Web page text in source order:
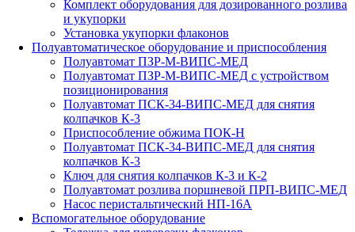
Комплект оборудования для дозированного розлива
и укупорки
Установка укупорки флаконов
Полуавтоматическое оборудование и приспособления
Полуавтомат ПЗР-М-ВИПС-МЕД
Полуавтомат ПЗР-М-ВИПС-МЕД с устройством
позиционирования
Полуавтомат ПСК-34-ВИПС-МЕД для снятия
колпачков К-3
Приспособление обжима ПОК-Н
Полуавтомат ПСК-34-ВИПС-МЕД для снятия
колпачков К-3
Ключ для снятия колпачков К-3 и К-2
Полуавтомат розлива поршневой ПРП-ВИПС-МЕД
Насос перистальтический НП-16А
Вспомогательное оборудование